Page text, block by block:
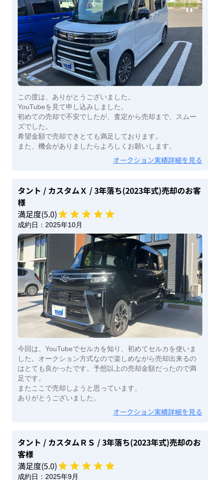
この度は、ありがとうございました。
YouTubeを見て申し込みしました。
初めての売却で不安でしたが、査定から売却まで、スムー
ズでした。
希望金額で売却できとても満足しております。
また、機会がありましたらよろしくお願いします。
オークション実績詳細を見る
タント / カスタムＸ / 3年落ち(2023年式)売却のお客
様
満足度(5.0)
成約日： 2025年10月
今回は、YouTubeでセルカを知り、初めてセルカを使いま
した。オークション方式なので楽しめながら売却出来るの
はとても良かったです。予想以上の売却金額だったので満
足です。
またここで売却しようと思っています。
ありがとうございました。
オークション実績詳細を見る
タント / カスタムＲＳ / 3年落ち(2023年式)売却のお
客様
満足度(5.0)
成約日： 2025年9月